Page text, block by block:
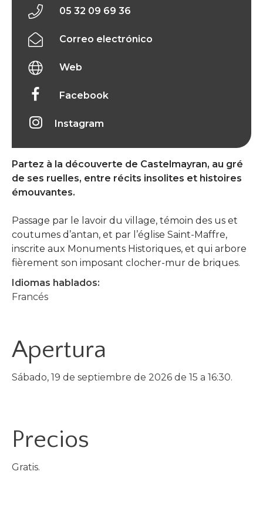
Partez à la découverte de Castelmayran, au gré
de ses ruelles, entre récits insolites et histoires
émouvantes.
Passage par le lavoir du village, témoin des us et
coutumes d’antan, et par l’église Saint-Maffre,
inscrite aux Monuments Historiques, et qui arbore
fièrement son imposant clocher-mur de briques.
Idiomas hablados:
Francés
Apertura
Sábado, 19 de septiembre de 2026 de 15 a 16:30.
Precios
Gratis.
05 32 09 69 36
Correo electrónico
Web
Facebook
Instagram